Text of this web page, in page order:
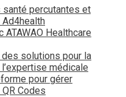
santé percutantes et
Healthcare
des solutions pour la
médicale
pour gérer
Codes